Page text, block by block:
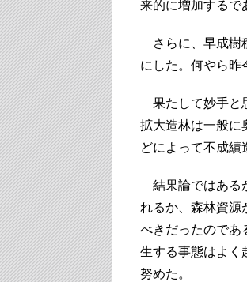
来的に増加するで
さらに、早成樹
にした。何やら昨
果たして妙手と
拡大造林は一般に
どによって不成績
結果論ではある
れるか、森林資源
べきだったのであ
生する事態はよく
努めた。